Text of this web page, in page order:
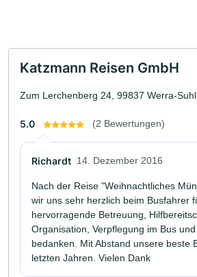
Katzmann Reisen GmbH
Zum Lerchenberg 24, 99837 Werra-
5.0 (2 Bewertungen)
Richardt 14. Dezember 2016
Nach der Reise "Weihnachtliches
wir uns sehr herzlich beim Busfahrer
hervorragende Betreuung,
Organisation, Verpflegung im Bus
bedanken. Mit Abstand unsere beste
letzten Jahren. Vielen Dank